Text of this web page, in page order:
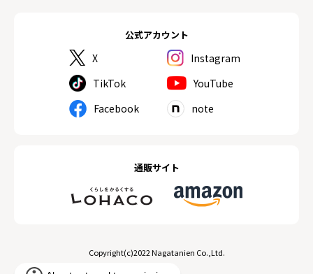
公式アカウント
X
Instagram
TikTok
YouTube
Facebook
note
通販サイト
Copyright(c)2022 Nagatanien Co.,Ltd.